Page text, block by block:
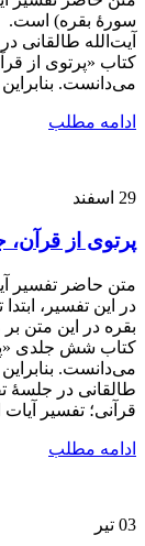
سورۀ بقره) است.
آیت‌الله
کتاب‌ «پرتوی از
می‌دانست. بنابراین پس از سال‌ها
ادامه مطلب
29 اسفند
پرتوی از قرآن،
بقره در این متن
کتاب‌ شش جلدی
قرآنی؛ تفسیر
ادامه مطلب
03 تیر